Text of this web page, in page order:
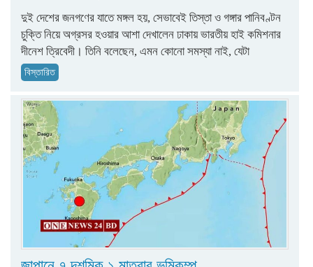
দুই দেশের জনগণের যাতে মঙ্গল হয়, সেভাবেই তিস্তা ও গঙ্গার পানিবণ্টন
চুক্তি নিয়ে অগ্রসর হওয়ার আশা দেখালেন ঢাকায় ভারতীয় হাই কমিশনার
দীনেশ ত্রিবেদী। তিনি বলেছেন, এমন কোনো সমস্যা নাই, যেটা
বিস্তারিত